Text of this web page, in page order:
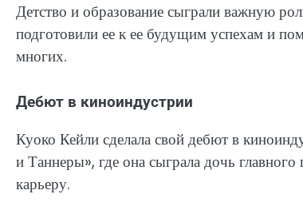
Детство и образование сыграли важную
подготовили ее к ее будущим успехам и
многих.
Дебют в киноиндустрии
Куоко Кейли сделала свой дебют в
и Таннеры», где она сыграла дочь
карьеру.